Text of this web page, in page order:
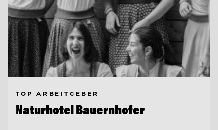
TOP ARBEITGEBER
Naturhotel Bauernhofer